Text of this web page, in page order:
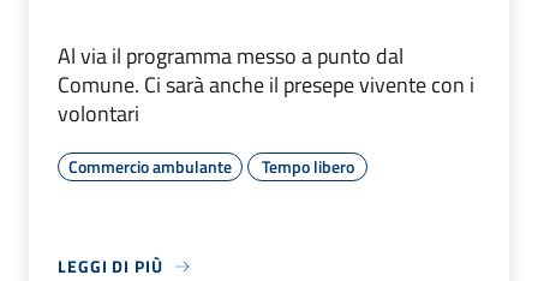
Al via il programma messo a punto dal
Comune. Ci sarà anche il presepe vivente con i
volontari
Commercio ambulante Tempo libero
LEGGI DI PIÙ